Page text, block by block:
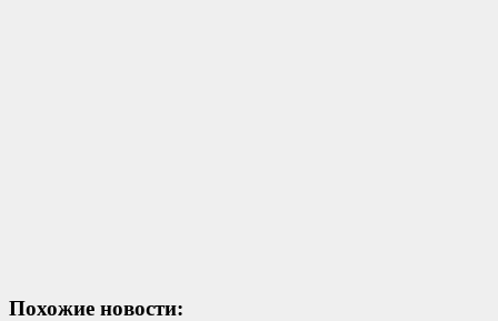
Похожие новости: